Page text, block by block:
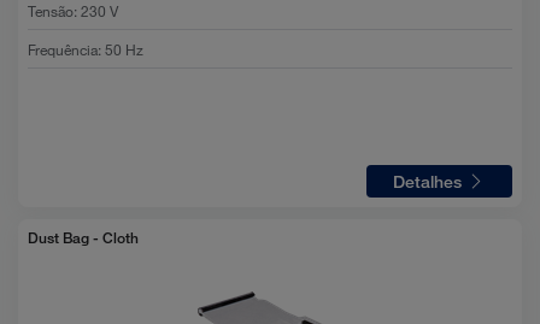
Tensão:230 V
Frequência:50 Hz
Detalhes
Dust Bag - Cloth